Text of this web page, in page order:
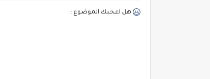
هل اعجبك الموضوع :